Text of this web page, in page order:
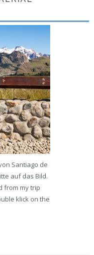
Santiago de
auf das Bild.
from my trip
klick on the